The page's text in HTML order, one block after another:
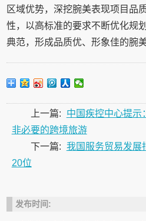
区域优势，深挖腕美表现项目品
性，以高标准的要求不断优化规
典范，形成品质优、形象佳的腕
上一篇:
中国疾控中心提示
非必要的跨境旅游
下一篇: 我国服务贸易发展
20位
发布时间: